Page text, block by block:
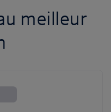
meilleur